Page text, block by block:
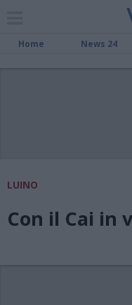
Home News 24
LUINO
Con il Cai in